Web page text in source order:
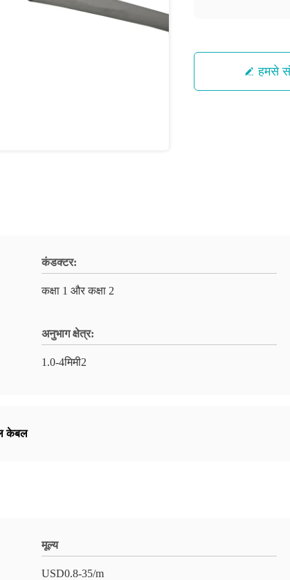
हमसे
कंडक्टर:
कक्षा 1 और कक्षा 2
अनुभाग क्षेत्र:
1.0-4मिमी2
केबल
मूल्य
USD0.8-35/m